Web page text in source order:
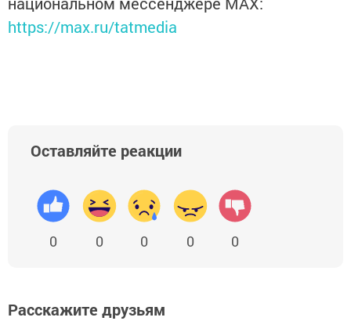
https://max.ru/tatmedia
Оставляйте реакции
0 0 0 0 0
Расскажите друзьям